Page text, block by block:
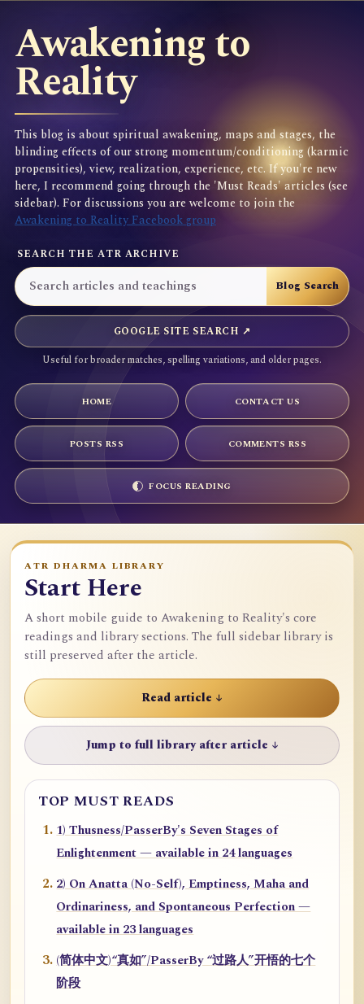
Awakening to
Reality
This blog is about spiritual awakening, maps and stages, the
blinding effects of our strong momentum/conditioning (karmic
propensities), view, realization, experience, etc. If you're new
here, I recommend going through the 'Must Reads' articles (see
sidebar). For discussions you are welcome to join the
Awakening to Reality Facebook group
SEARCH THE ATR ARCHIVE
GOOGLE SITE SEARCH ↗
Useful for broader matches, spelling variations, and older pages.
HOME CONTACT US
POSTS RSS COMMENTS RSS
FOCUS READING
ATR DHARMA LIBRARY
Start Here
A short mobile guide to Awakening to Reality's core
readings and library sections. The full sidebar library is
still preserved after the article.
Read article ↓
Jump to full library after article ↓
TOP MUST READS
1) Thusness/PasserBy's Seven Stages of
Enlightenment — available in 24 languages
2) On Anatta (No-Self), Emptiness, Maha and
Ordinariness, and Spontaneous Perfection —
available in 23 languages
(简体中文)“真如”/PasserBy “过路人”开悟的七个
阶段